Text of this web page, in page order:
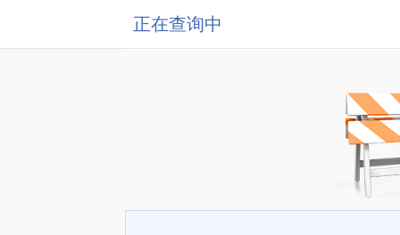
正在查询中